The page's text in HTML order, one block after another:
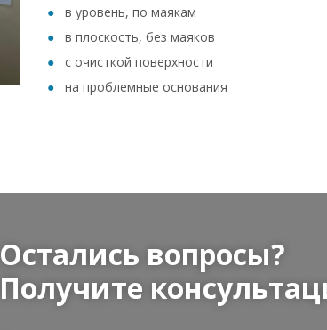
в уровень, по маякам
в плоскость, без маяков
с очисткой поверхности
на проблемные основания
Остались вопросы?
Получите